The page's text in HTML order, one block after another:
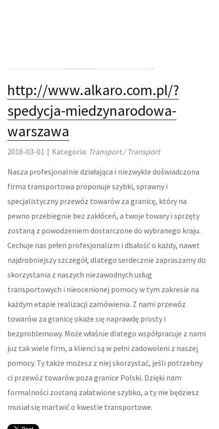
LOKUM
DRZWI I OKNA
KLIMATYZACJA I WENTYLACJA
NIERUCHOMOŚCI, DZIAŁKI
DOMY, MIESZKANIA
PLACÓWKI EDUKACYJNE
KURSY JĘZYKOWE
KONFERENCJE, SALE SZKOLENIOWE
KURSY I SZKOLENIA
TŁUMACZENIA
KSIĄŻKI, CZASOPISMA
BIZNES ONLINE
BIŻUTERIA
http://www.alkaro.com.pl/?
spedycja-miedzynarodowa-
warszawa
2018-03-01 | Kategoria: Transport / Transport
Nasza profesjonalnie działająca i niezwykle doświadczona
firma transportowa proponuje szybki, sprawny i
specjalistyczny przewóz towarów za granicę, który na
pewno przebiegnie bez zakłóceń, a twoje towary i sprzęty
zostaną z powodzeniem dostarczone do wybranego kraju.
Cechuje nas pełen profesjonalizm i dbałość o każdy, nawet
najdrobniejszy szczegół, dlatego serdecznie zapraszamy do
skorzystania z naszych niezawodnych usług
transportowych i nieocenionej pomocy w tym zakresie na
każdym etapie realizacji zamówienia. Z nami przewóz
towarów za granicę okaże się naprawdę prosty i
bezproblemowy. Może właśnie dlatego współpracuje z nami
juz tak wiele firm, a klienci są w pełni zadowoleni z naszej
pomocy. Ty także możesz z niej skorzystać, jeśli potrzebny
ci przewóz towarów poza granice Polski. Dzięki nam
formalności zostaną załatwione szybko, a ty nie będziesz
musiał się martwić o kwestie transportowe.